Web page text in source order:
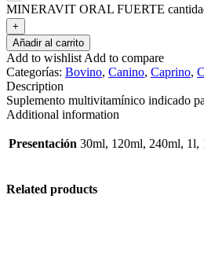
MINERAVIT ORAL FUERTE
+
Añadir al carrito
Add to wishlist Add to compare
Categorías: Bovino, Canino, Caprino,
Description
Suplemento multivitamínico indicado
Additional information
Presentación 30ml, 120ml, 240ml, 1l,
Related products